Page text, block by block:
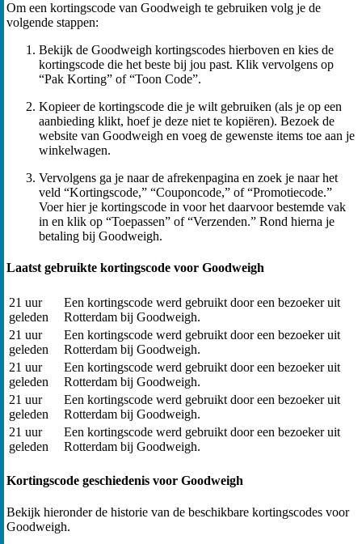
Om een kortingscode van Goodweigh te gebruiken volg je de
volgende stappen:
Bekijk de Goodweigh kortingscodes hierboven en kies de
kortingscode die het beste bij jou past. Klik vervolgens op
“Pak Korting” of “Toon Code”.
Kopieer de kortingscode die je wilt gebruiken (als je op een
aanbieding klikt, hoef je deze niet te kopiëren). Bezoek de
website van Goodweigh en voeg de gewenste items toe aan je
winkelwagen.
Vervolgens ga je naar de afrekenpagina en zoek je naar het
veld “Kortingscode,” “Couponcode,” of “Promotiecode.”
Voer hier je kortingscode in voor het daarvoor bestemde vak
in en klik op “Toepassen” of “Verzenden.” Rond hierna je
betaling bij Goodweigh.
Laatst gebruikte kortingscode voor Goodweigh
21 uur
geleden
Een kortingscode werd gebruikt door een bezoeker uit
Rotterdam bij Goodweigh.
21 uur
geleden
Een kortingscode werd gebruikt door een bezoeker uit
Rotterdam bij Goodweigh.
21 uur
geleden
Een kortingscode werd gebruikt door een bezoeker uit
Rotterdam bij Goodweigh.
21 uur
geleden
Een kortingscode werd gebruikt door een bezoeker uit
Rotterdam bij Goodweigh.
21 uur
geleden
Een kortingscode werd gebruikt door een bezoeker uit
Rotterdam bij Goodweigh.
Kortingscode geschiedenis voor Goodweigh
Bekijk hieronder de historie van de beschikbare kortingscodes voor
Goodweigh.